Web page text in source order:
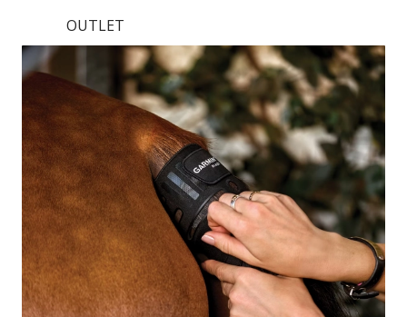
OUTLET
APLIKACJE
GADŻETY
SKLEPY TRIGAR